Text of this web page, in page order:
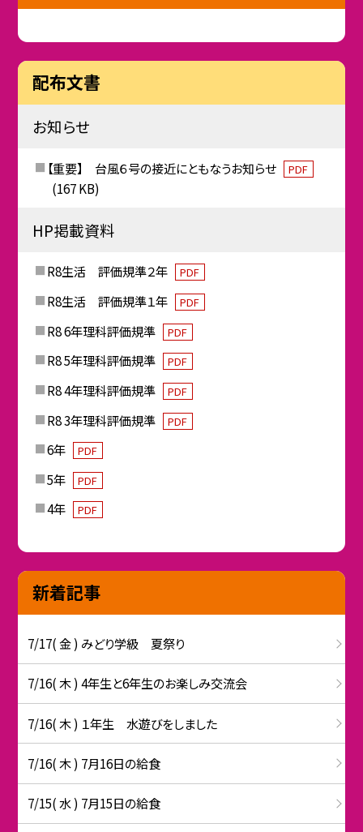
配布文書
お知らせ
【重要】 台風６号の接近にともなうお知らせ PDF
(167 KB)
HP掲載資料
R8生活 評価規準２年 PDF
R8生活 評価規準１年 PDF
R8 6年理科評価規準 PDF
R8 5年理科評価規準 PDF
R8 4年理科評価規準 PDF
R8 3年理科評価規準 PDF
6年 PDF
5年 PDF
4年 PDF
新着記事
7/17( 金 ) みどり学級 夏祭り
7/16( 木 ) 4年生と6年生のお楽しみ交流会
7/16( 木 ) １年生 水遊びをしました
7/16( 木 ) 7月16日の給食
7/15( 水 ) 7月15日の給食